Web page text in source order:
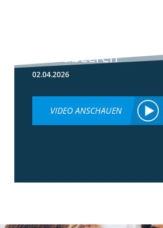
in Erdbeeren
02.04.2026
VIDEO ANSCHAUEN